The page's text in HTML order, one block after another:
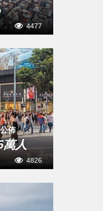
4477
佈
萬人
4826